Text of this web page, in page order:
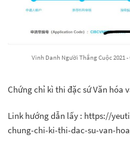
Vinh Danh Người Thắng Cuộc 2021
Chứng chỉ kì thi đặc sứ Văn hóa
Link hướng dẫn lấy : https://
chung-chi-ki-thi-dac-su-van-